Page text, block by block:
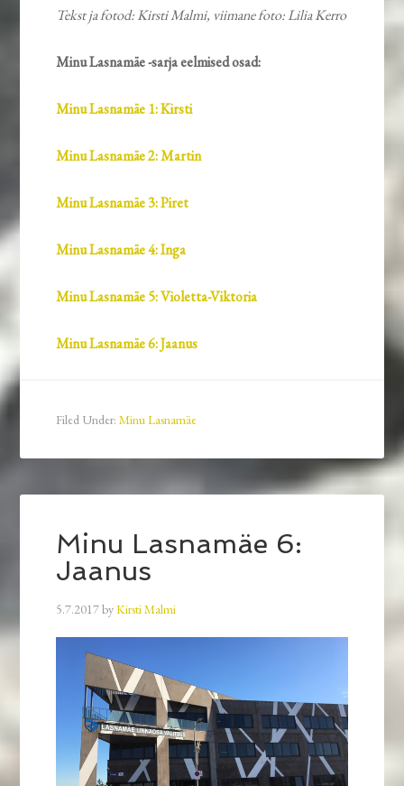
Tekst ja fotod: Kirsti Malmi, viimane foto: Lilia Kerro
Minu Lasnamäe -sarja eelmised osad:
Minu Lasnamäe 1: Kirsti
Minu Lasnamäe 2: Martin
Minu Lasnamäe 3: Piret
Minu Lasnamäe 4: Inga
Minu Lasnamäe 5: Violetta-Viktoria
Minu Lasnamäe 6: Jaanus
Filed Under:Minu Lasnamäe
Minu Lasnamäe 6:
Jaanus
5.7.2017byKirsti Malmi